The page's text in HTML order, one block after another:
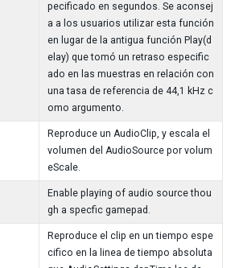
pecificado en segundos. Se aconsej
a a los usuarios utilizar esta función
en lugar de la antigua función Play(d
elay) que tomó un retraso especific
ado en las muestras en relación con
una tasa de referencia de 44,1 kHz c
omo argumento.
Reproduce un AudioClip, y escala el
volumen del AudioSource por volum
eScale.
Enable playing of audio source thou
gh a specfic gamepad.
Reproduce el clip en un tiempo espe
cifico en la linea de tiempo absoluta